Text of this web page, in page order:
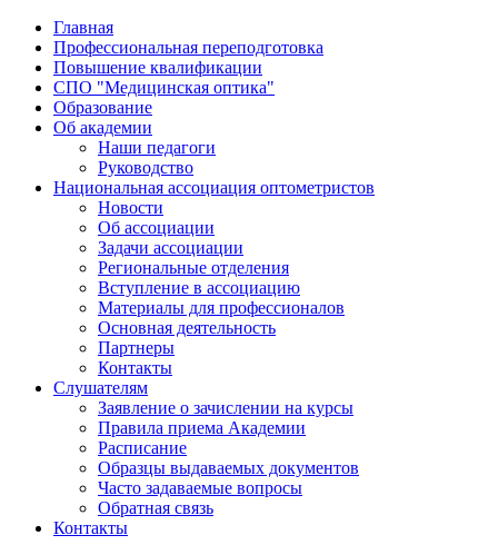
Главная
Профессиональная переподготовка
Повышение квалификации
СПО "Медицинская оптика"
Образование
Об академии
Наши педагоги
Руководство
Национальная ассоциация оптометристов
Новости
Об ассоциации
Задачи ассоциации
Региональные отделения
Вступление в ассоциацию
Материалы для профессионалов
Основная деятельность
Партнеры
Контакты
Слушателям
Заявление о зачислении на курсы
Правила приема Академии
Расписание
Образцы выдаваемых документов
Часто задаваемые вопросы
Обратная связь
Контакты